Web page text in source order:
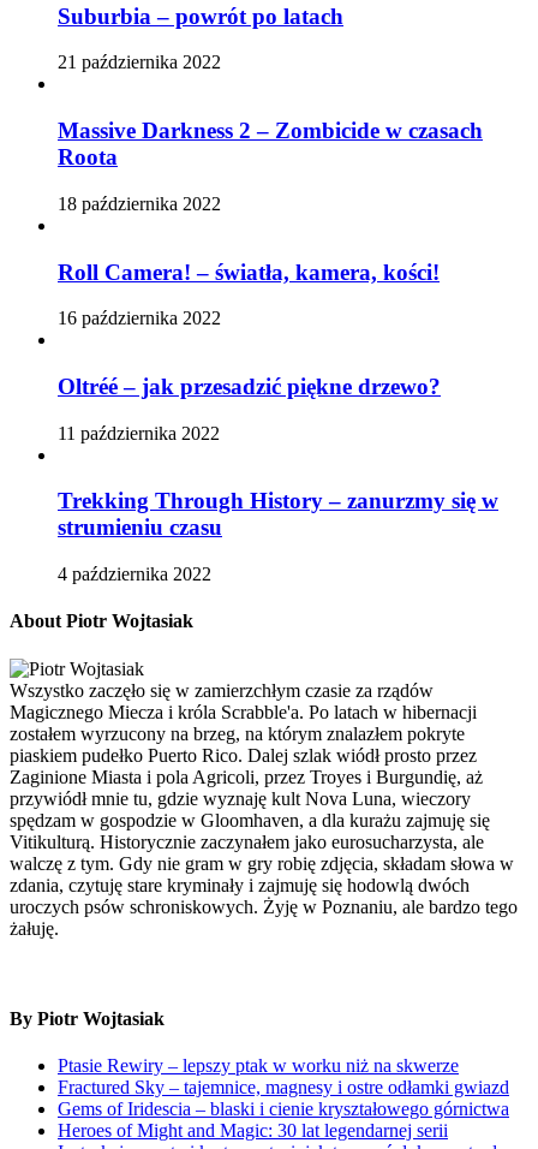
Suburbia – powrót po latach
21 października 2022
Massive Darkness 2 – Zombicide w czasach
Roota
18 października 2022
Roll Camera! – światła, kamera, kości!
16 października 2022
Oltréé – jak przesadzić piękne drzewo?
11 października 2022
Trekking Through History – zanurzmy się w
strumieniu czasu
4 października 2022
About Piotr Wojtasiak
Wszystko zaczęło się w zamierzchłym czasie za rządów
Magicznego Miecza i króla Scrabble'a. Po latach w hibernacji
zostałem wyrzucony na brzeg, na którym znalazłem pokryte
piaskiem pudełko Puerto Rico. Dalej szlak wiódł prosto przez
Zaginione Miasta i pola Agricoli, przez Troyes i Burgundię, aż
przywiódł mnie tu, gdzie wyznaję kult Nova Luna, wieczory
spędzam w gospodzie w Gloomhaven, a dla kurażu zajmuję się
Vitikulturą. Historycznie zaczynałem jako eurosucharzysta, ale
walczę z tym. Gdy nie gram w gry robię zdjęcia, składam słowa w
zdania, czytuję stare kryminały i zajmuję się hodowlą dwóch
uroczych psów schroniskowych. Żyję w Poznaniu, ale bardzo tego
żałuję.
By Piotr Wojtasiak
Ptasie Rewiry – lepszy ptak w worku niż na skwerze
Fractured Sky – tajemnice, magnesy i ostre odłamki gwiazd
Gems of Iridescia – blaski i cienie kryształowego górnictwa
Heroes of Might and Magic: 30 lat legendarnej serii